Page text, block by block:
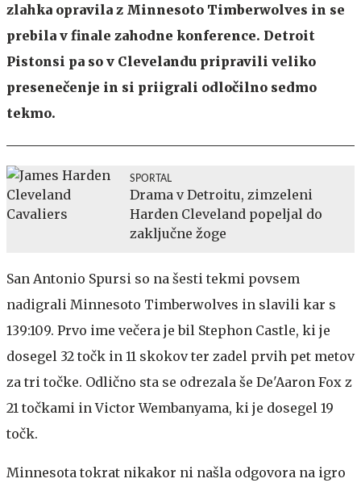
zlahka opravila z Minnesoto Timberwolves in se
prebila v finale zahodne konference. Detroit
Pistonsi pa so v Clevelandu pripravili veliko
presenečenje in si priigrali odločilno sedmo
tekmo.
SPORTAL
Drama v Detroitu, zimzeleni
Harden Cleveland popeljal do
zaključne žoge
San Antonio Spursi so na šesti tekmi povsem
nadigrali Minnesoto Timberwolves in slavili kar s
139:109. Prvo ime večera je bil Stephon Castle, ki je
dosegel 32 točk in 11 skokov ter zadel prvih pet metov
za tri točke. Odlično sta se odrezala še De'Aaron Fox z
21 točkami in Victor Wembanyama, ki je dosegel 19
točk.
Minnesota tokrat nikakor ni našla odgovora na igro